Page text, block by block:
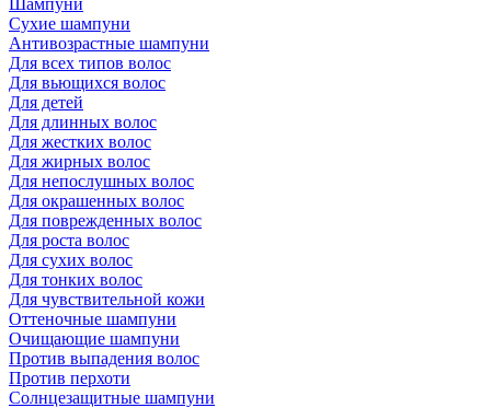
Шампуни
Сухие шампуни
Антивозрастные шампуни
Для всех типов волос
Для вьющихся волос
Для детей
Для длинных волос
Для жестких волос
Для жирных волос
Для непослушных волос
Для окрашенных волос
Для поврежденных волос
Для роста волос
Для сухих волос
Для тонких волос
Для чувствительной кожи
Оттеночные шампуни
Очищающие шампуни
Против выпадения волос
Против перхоти
Солнцезащитные шампуни